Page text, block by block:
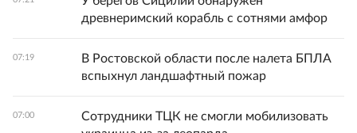
древнеримский корабль с сотнями амфор
07:19
В Ростовской области после налета БПЛА
вспыхнул ландшафтный пожар
07:00
Сотрудники ТЦК не смогли мобилизовать